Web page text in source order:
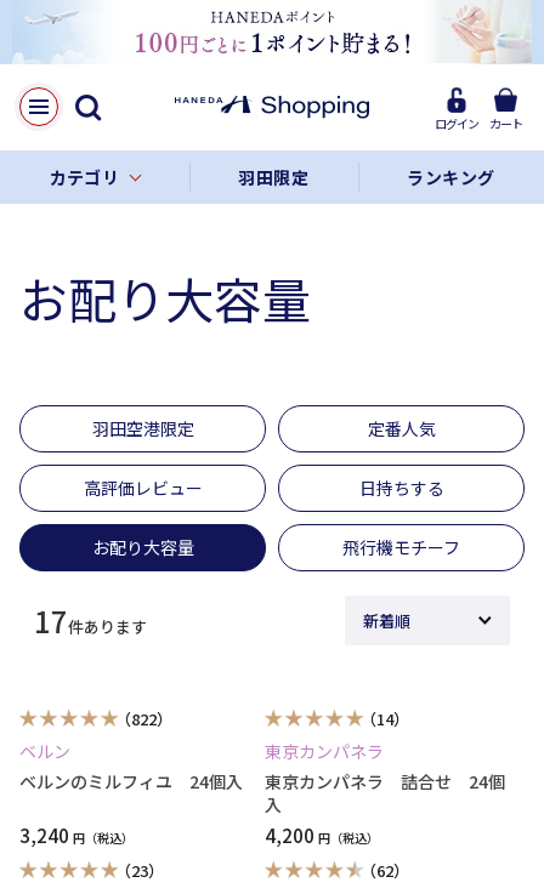
ログイン カート
カテゴリ 羽田限定 ランキング
お配り大容量
羽田空港限定 定番人気
高評価レビュー 日持ちする
お配り大容量 飛行機モチーフ
17件あります
（822）
ベルン
ベルンのミルフィユ 24個入
3,240 円
（14）
東京カンパネラ
東京カンパネラ 詰合せ 24個
入
4,200 円
（23） （62）